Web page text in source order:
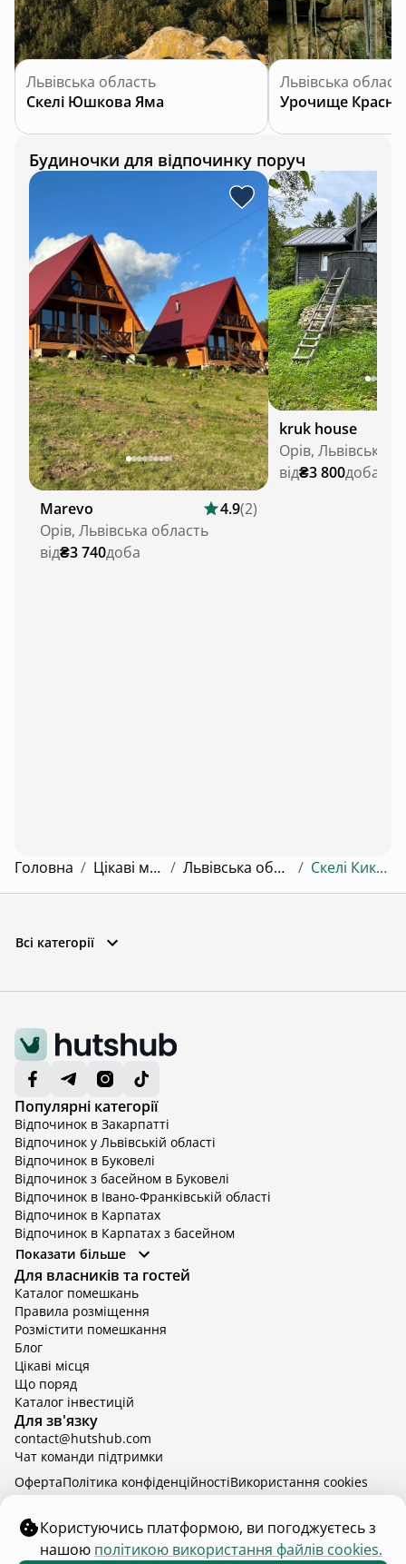
Львівська область
Скелі Юшкова Яма
Львівська
Урочище
Будиночки для відпочинку поруч
Marevo 4.9(2)
Орів, Львівська область
від₴3 740доба
kruk house
Орів, Львівська
від₴3 800доба
Головна / Цікаві місця / Львівська область / Скелі Кикушів
Всі категорії
Популярні категорії
Відпочинок в Закарпатті
Відпочинок у Львівській області
Відпочинок в Буковелі
Відпочинок з басейном в Буковелі
Відпочинок в Івано-Франківській області
Відпочинок в Карпатах
Відпочинок в Карпатах з басейном
Відпочинок в Київській області
Відпочинок в Київській області з басейном
Відпочинок в Тернопільській області
Відпочинок у Вінницькій області
Відпочинок в Яремче
Відпочинок у Львівській області з басейном
Відпочинок з басейном в Тернопільській області
Показати більше
Для власників та гостей
Каталог помешкань
Правила розміщення
Розмістити помешкання
Блог
Цікаві місця
Що поряд
Каталог інвестицій
Для зв'язку
contact@hutshub.com
Чат команди підтримки
hutshub | ©2026
ОфертаПолітика конфіденційностіBикористання cookies
Користуючись платформою, ви погоджуєтесь з
нашою політикою використання файлів cookies.